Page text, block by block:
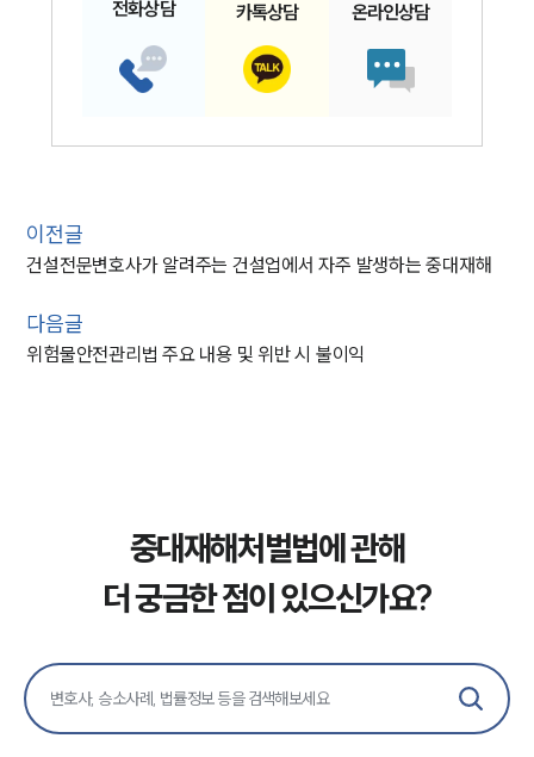
전화상담 카톡상담 온라인상담
이전글
건설전문변호사가 알려주는 건설업에서 자주 발생하는 중대재해
다음글
위험물안전관리법 주요 내용 및 위반 시 불이익
중대재해처벌법에 관해
더 궁금한 점이 있으신가요?